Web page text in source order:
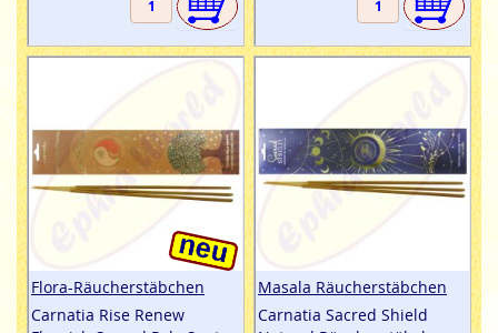
Flora-Räucherstäbchen
Carnatia Rise Renew
Masala Räucherstäbchen
Carnatia Sacred Shield